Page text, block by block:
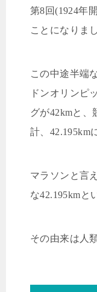
第8回(1924年
ことになりま
この中途半端
ドンオリンピ
グが42kmと、
計、 42.195km
マラソンと言
な42.195kmと
その由来は人